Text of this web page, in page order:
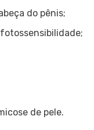
do pênis;
de pele.